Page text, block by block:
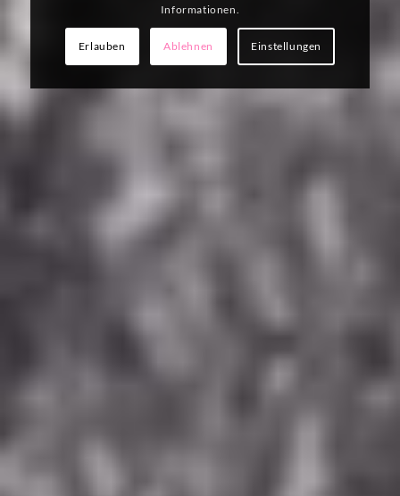
Informationen.
Erlauben Ablehnen Einstellungen